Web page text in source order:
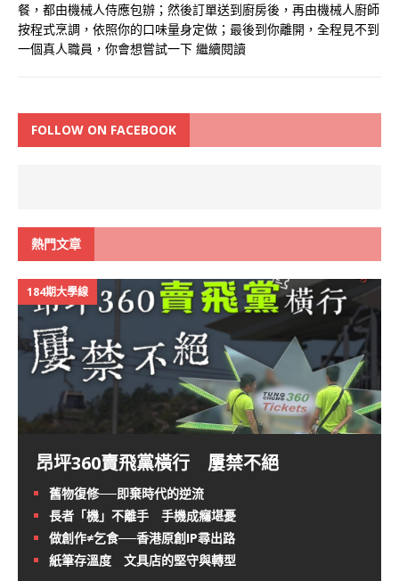
餐，都由機械人侍應包辦；然後訂單送到廚房後，再由機械人廚師
按程式烹調，依照你的口味量身定做；最後到你離開，全程見不到
一個真人職員，你會想嘗試一下 繼續閱讀
FOLLOW ON FACEBOOK
熱門文章
184期大學線
昂坪360賣飛黨橫行 屢禁不絕
舊物復修──即棄時代的逆流
長者「機」不離手 手機成癮堪憂
做創作≠乞食──香港原創IP尋出路
紙筆存溫度 文具店的堅守與轉型